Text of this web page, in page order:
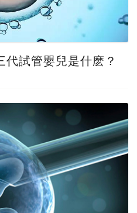
試管嬰兒是什麽？